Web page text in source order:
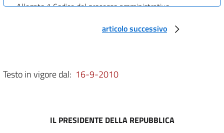
Allegato 1 Codice del processo amministrativo
CODICE DEL PROCESSO AMMINISTRATIVO
Capo I
art. 3
articolo successivo
Testo in vigore dal: 16-9-2010
IL PRESIDENTE DELLA REPUBBLICA